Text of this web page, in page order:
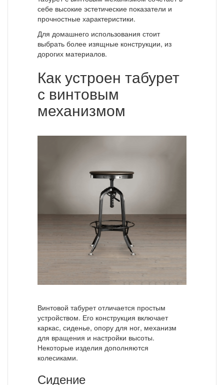
себе высокие эстетические показатели и
прочностные характеристики.
Для домашнего использования стоит
выбрать более изящные конструкции, из
дорогих материалов.
Как устроен табурет
с винтовым
механизмом
Винтовой табурет отличается простым
устройством. Его конструкция включает
каркас, сиденье, опору для ног, механизм
для вращения и настройки высоты.
Некоторые изделия дополняются
колесиками.
Сидение